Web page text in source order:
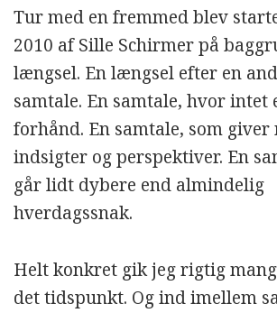
Tur med en fremmed blev
2010 af Sille Schirmer på
længsel. En længsel efter en
samtale. En samtale, hvor intet
forhånd. En samtale, som giver
indsigter og perspektiver. En
går lidt dybere end almindelig
hverdagssnak.
Helt konkret gik jeg rigtig
det tidspunkt. Og ind imellem